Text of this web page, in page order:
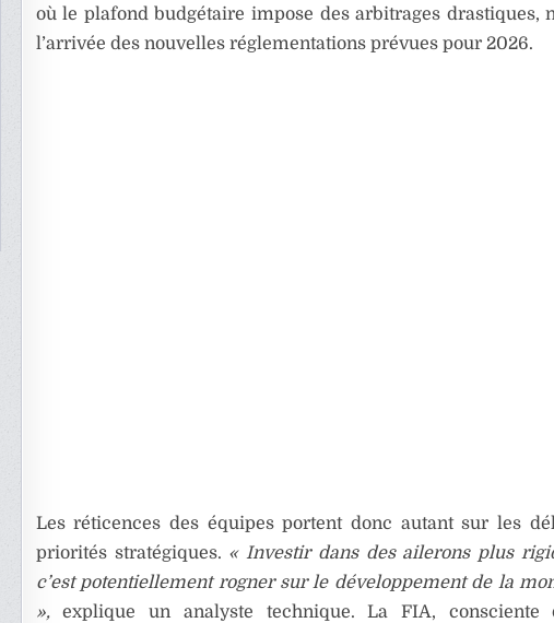
où le plafond budgétaire impose des arbitrages drastiques,
l’arrivée des nouvelles réglementations prévues pour 2026.
Les réticences des équipes portent donc autant sur les
priorités stratégiques. « Investir dans des ailerons plus
c’est potentiellement rogner sur le développement de la
»,explique un analyste technique. La FIA, consciente